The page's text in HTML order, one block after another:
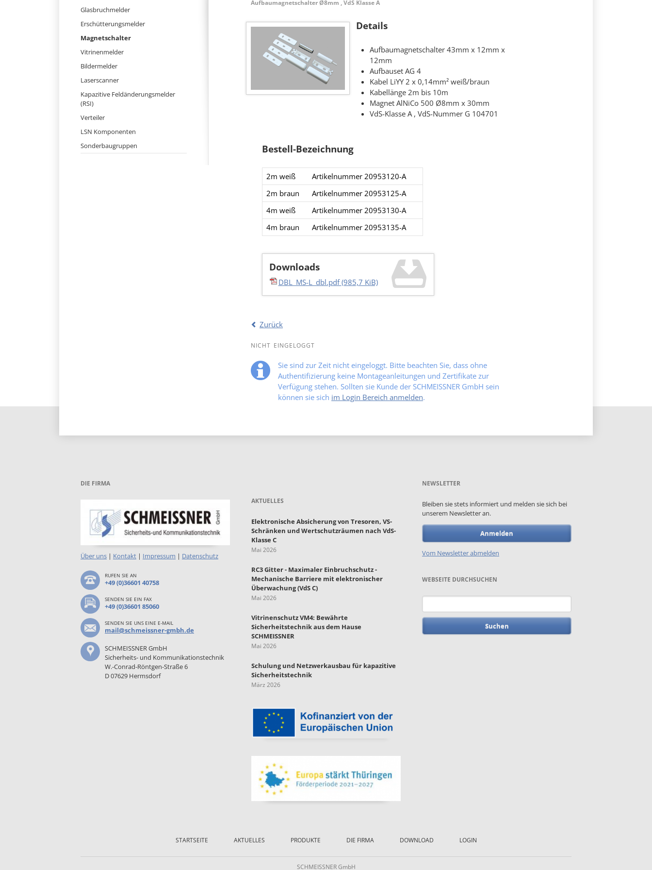
Navigation
Glasbruchmelder
Erschütterungsmelder
Magnetschalter
Vitrinenmelder
Bildermelder
Laserscanner
Kapazitive Feldänderungsmelder
(RSI)
Verteiler
LSN Komponenten
Sonderbaugruppen
Aufbaumagnetschalter Ø8mm , VdS Klasse A
Details
Aufbaumagnetschalter 43mm x 12mm x
12mm
Aufbauset AG 4
Kabel LiYY 2 x 0,14mm² weiß/braun
Kabellänge 2m bis 10m
Magnet AlNiCo 500 Ø8mm x 30mm
VdS-Klasse A , VdS-Nummer G 104701
Bestell-Bezeichnung
2m weiß
Artikelnummer 20953120-A
2m braun
Artikelnummer 20953125-A
4m weiß
Artikelnummer 20953130-A
4m braun
Artikelnummer 20953135-A
Downloads
DBL_MS-L_dbl.pdf(985,7 KiB)
Zurück
NICHT EINGELOGGT
Sie sind zur Zeit nicht eingeloggt. Bitte beachten Sie, dass ohne
Authentifizierung keine Montageanleitungen und Zertifikate zur
Verfügung stehen. Sollten sie Kunde der SCHMEISSNER GmbH sein
können sie sich im Login Bereich anmelden.
DIE FIRMA
Über uns | Kontakt | Impressum | Datenschutz
RUFEN SIE AN
+49 (0)36601 40758
SENDEN SIE EIN FAX
+49 (0)36601 85060
SENDEN SIE UNS EINE E-MAIL
mail@schmeissner-gmbh.de
SCHMEISSNER GmbH
Sicherheits- und Kommunikationstechnik
W.-Conrad-Röntgen-Straße 6
D 07629 Hermsdorf
AKTUELLES
Elektronische Absicherung von Tresoren, VS-
Schränken und Wertschutzräumen nach VdS-
Klasse C
Mai 2026
RC3 Gitter - Maximaler Einbruchschutz -
Mechanische Barriere mit elektronischer
Überwachung (VdS C)
Mai 2026
Vitrinenschutz VM4: Bewährte
Sicherheitstechnik aus dem Hause
SCHMEISSNER
Mai 2026
Schulung und Netzwerkausbau für kapazitive
Sicherheitstechnik
März 2026
NEWSLETTER
Bleiben sie stets informiert und melden sie sich bei
unserem Newsletter an.
Anmelden
Vom Newsletter abmelden
WEBSEITE DURCHSUCHEN
Suchbegriffe
STARTSEITE AKTUELLES PRODUKTE DIE FIRMA DOWNLOAD LOGIN
SCHMEISSNER GmbH